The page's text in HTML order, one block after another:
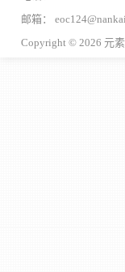
邮箱：
Copyright © 2026 元